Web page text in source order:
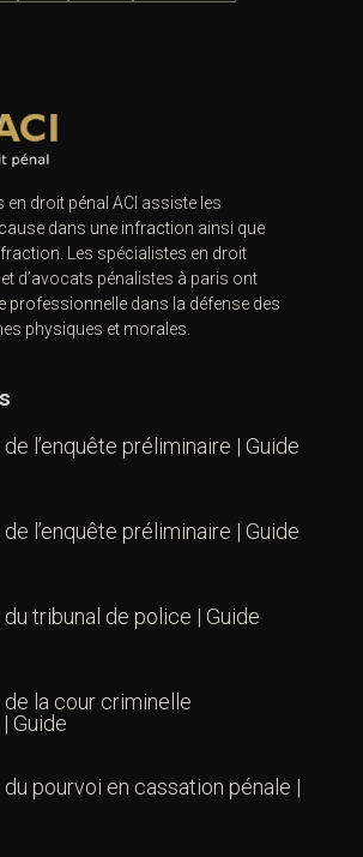
en droit pénal ACI assiste les
dans une infraction ainsi que
Les spécialistes en droit
d’avocats pénalistes à paris ont
professionnelle dans la défense des
physiques et morales.
l’enquête préliminaire | Guide
l’enquête préliminaire | Guide
tribunal de police | Guide
la cour criminelle
Guide
pourvoi en cassation pénale |